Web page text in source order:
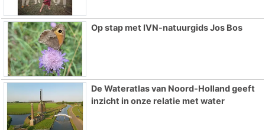
Op stap met IVN-natuurgids Jos Bos
De Wateratlas van Noord-Holland geeft
inzicht in onze relatie met water